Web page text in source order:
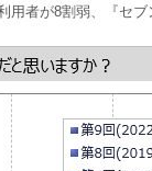
者が8割弱、『セブ